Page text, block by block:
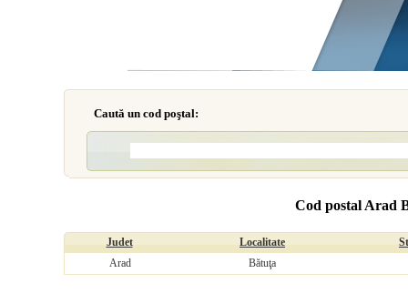
Caută un cod poştal:
Cod postal Arad
Judet Localitate
Arad
Bătuţa